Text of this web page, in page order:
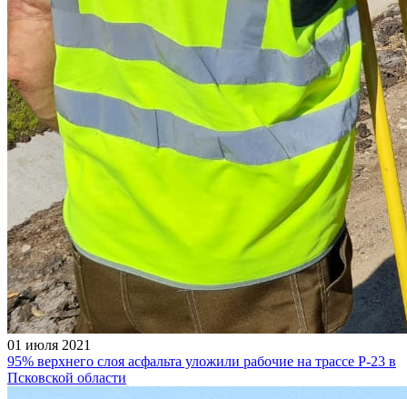
01 июля 2021
95% верхнего слоя асфальта уложили рабочие на трассе Р-23 в
Псковской области